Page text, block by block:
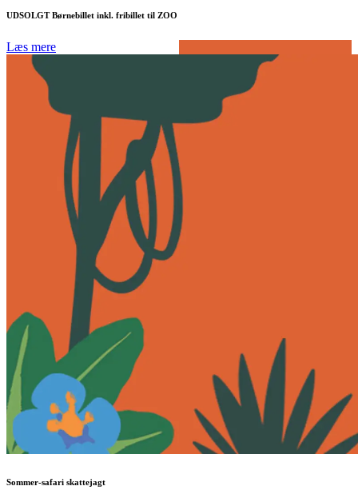
UDSOLGT Børnebillet inkl. fribillet til ZOO
Læs mere
Sommer-safari skattejagt